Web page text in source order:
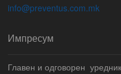
info@preventus.com.mk
Импресум
Главен и одговорен